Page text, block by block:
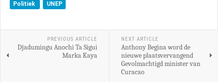
Politiek UNEP
PREVIOUS ARTICLE
Djadumingu Anochi Ta Sigui
Marka Kaya
NEXT ARTICLE
Anthony Begina word de
nieuwe plaatsvervangend
Gevolmachtigd minister van
Curacao